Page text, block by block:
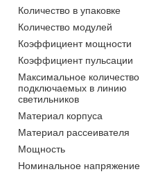
Количество в упаковке
Количество модулей
Коэффициент мощности
Коэффициент пульсации
Максимальное количество
подключаемых в линию
светильников
Материал корпуса
Материал рассеивателя
Мощность
Номинальное напряжение